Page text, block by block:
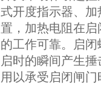
式开度指示器、
置，加热电阻在
的工作可靠。启
启时的瞬间产生
用以承受启闭闸